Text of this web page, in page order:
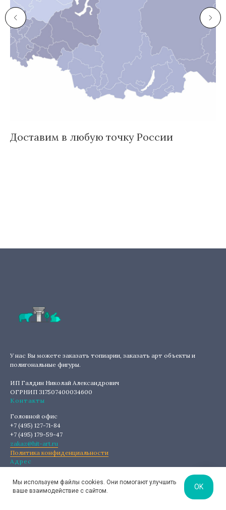
Доставим в любую точку России
У нас Вы можете заказать топиарии, заказать арт объекты и
полигональные фигуры.
ИП Галдин Николай Александрович
ОГРНИП 317507400034600
Контакты
Головной офис
+7 (495) 127-71-84
+7 (495) 179-59-47
zakaz@hit-art.ru
Политика конфиденциальности
Адрес
Мы используем файлы cookies. Они помогают улучшить
ваше взаимодействие с сайтом.
OK